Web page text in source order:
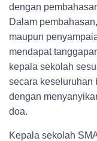
dengan
Dalam
maupun
mendapat
kepala sekolah
secara keseluruhan
dengan
doa.
Kepala sekolah